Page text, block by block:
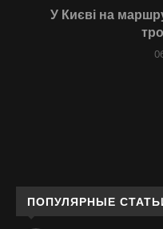
У Києві на
ПОПУЛЯРНЫЕ